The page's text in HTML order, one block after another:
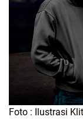
Foto : Ilustrasi